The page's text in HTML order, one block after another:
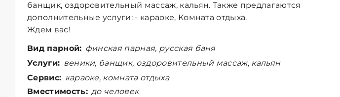
банщик, оздоровительный массаж, кальян. Также предлагаются
дополнительные услуги: - караоке, Комната отдыха.
Ждем вас!
Вид парной: финская парная, русская баня
Услуги: веники, банщик, оздоровительный массаж, кальян
Сервис: караоке, комната отдыха
Вместимость: до человек